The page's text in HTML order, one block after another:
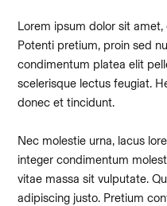
Lorem ipsum dolor sit
Potenti pretium, proin sed
condimentum platea elit
scelerisque lectus feugiat.
donec et tincidunt.
Nec molestie urna, lacus
integer condimentum
vitae massa sit vulputate.
adipiscing justo. Pretium